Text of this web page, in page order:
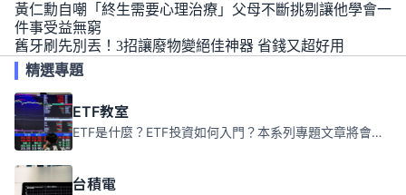
黃仁勳自嘲「終生需要心理治療」父母不斷挑剔讓他學會一
件事受益無窮
舊牙刷先別丟！3招讓廢物變絕佳神器 省錢又超好用
精選專題
ETF教室
ETF是什麼？ETF投資如何入門？本系列專題文章將會告訴你新手必須知道的ETF基礎知識。
台積電